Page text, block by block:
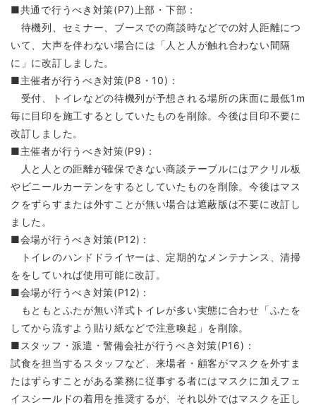
■共通で行うべき対策(P7)上部・下部：
待機列、セミナー、ブースでの商談時などでの対人距離につ
いて、大声を伴わない場合には「人と人が触れ合わない間隔
に」に改訂しました。
■主催者が行うべき対策(P8・10)：
受付、トイレなどの待機列が予想される場所の床面に最低1m
毎に目印を施工するとしていたものを削除。今後は目印不要に
改訂しました。
■主催者が行うべき対策(P9)：
人と人との距離が確保できない商談テーブルにはアクリル板
やビニールカーテンをするとしていたものを削除。今後はマス
クをずらすまたは外すことが無い場合は遮蔽版は不要に改訂し
ました。
■会場が行うべき対策(P12)：
トイレのハンドドライヤーは、定期的なメンテナンス、清掃
ををしていれば使用可能に改訂。
■会場が行うべき対策(P12)：
もともとふたが無い洋式トイレが多い実態に合わせ「ふたを
してから流すよう貼り紙などで注意喚起」を削除。
■スタッフ・派遣・警備会社が行うべき対策(P16)：
試食を担当するスタッフなど、来場者・顧客がマスクを外すま
たはずらすことがある業務に従事する者にはマスクに加えフェ
イスシールドの着用を推奨するが、それ以外ではマスクを正し